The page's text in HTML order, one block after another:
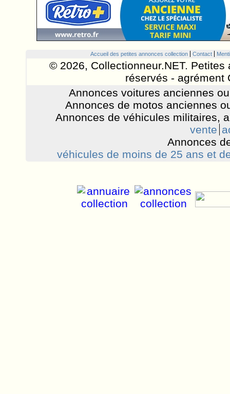
Accueil des petites annonces collection Contact
© 2026, Collectionneur.NET.
réservés - agrément
Annonces voitures anciennes
Annonces de motos anciennes
Annonces de véhicules militaires,
vente
Annonces
véhicules de moins de 25 ans et